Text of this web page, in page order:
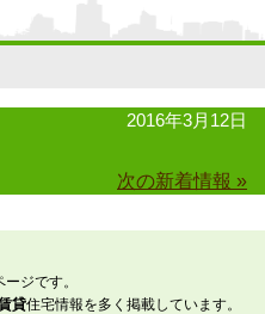
2016年3月12日
次の新着情報 »
ジです。
貸住宅情報を多く掲載しています。